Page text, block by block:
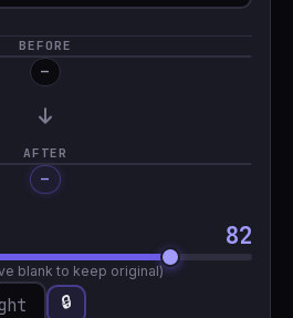
BEFORE
—
AFTER
Processing…
—
82
blank to keep original)
🔒